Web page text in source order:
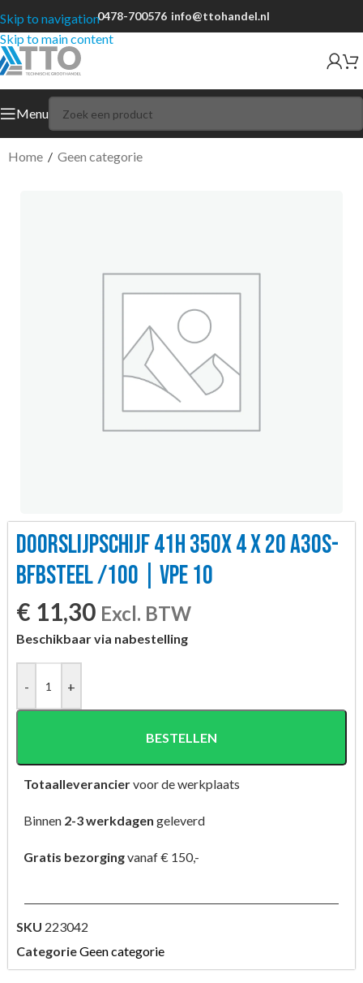
Skip to navigation
Skip to main content
0478-700576 info@ttohandel.nl
Menu
Home / Geen categorie
DOORSLIJPSCHIJF 41H 350X 4 X 20 A30S-
BFBSTEEL /100 | VPE 10
€ 11,30 Excl. BTW
Beschikbaar via nabestelling
- +
BESTELLEN
Totaalleveranciervoor de werkplaats
Binnen 2-3 werkdagen geleverd
Gratis bezorgingvanaf € 150,-
SKU 223042
CategorieGeen categorie